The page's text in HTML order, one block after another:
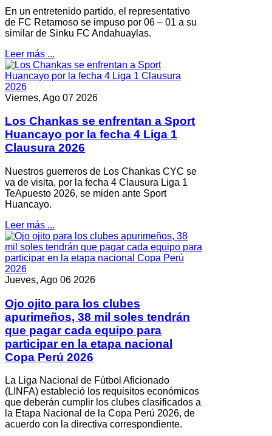
En un entretenido partido, el representativo
de FC Retamoso se impuso por 06 – 01 a su
similar de Sinku FC Andahuaylas.
Leer más ...
Viernes, Ago 07 2026
Los Chankas se enfrentan a Sport
Huancayo por la fecha 4 Liga 1
Clausura 2026
Nuestros guerreros de Los Chankas CYC se
va de visita, por la fecha 4 Clausura Liga 1
TeApuesto 2026, se miden ante Sport
Huancayo.
Leer más ...
Jueves, Ago 06 2026
Ojo ojito para los clubes
apurimeños, 38 mil soles tendrán
que pagar cada equipo para
participar en la etapa nacional
Copa Perú 2026
La Liga Nacional de Fútbol Aficionado
(LINFA) estableció los requisitos económicos
que deberán cumplir los clubes clasificados a
la Etapa Nacional de la Copa Perú 2026, de
acuerdo con la directiva correspondiente.